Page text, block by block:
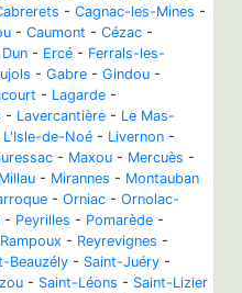
- Cagnac-les-Mines -
- Caumont - Cézac -
Dun - Ercé - Ferrals-les-
- Gabre - Gindou -
- Lagarde -
- Lavercantière - Le Mas-
L'Isle-de-Noé - Livernon -
- Maxou - Mercuès -
Millau - Mirannes - Montauban
- Orniac - Ornolac-
- Peyrilles - Pomarède -
Rampoux - Reyrevignes -
Beauzély - Saint-Juéry -
- Saint-Léons - Saint-Lizier